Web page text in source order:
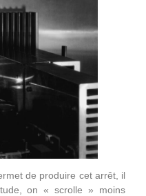
de produire cet arrêt, il
on « scrolle » moins